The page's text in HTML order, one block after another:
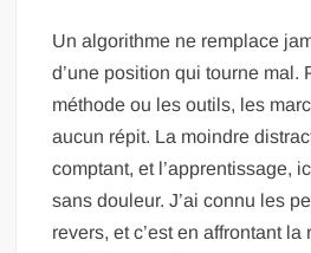
Un algorithme ne remplace
d’une position qui tourne mal.
méthode ou les outils, les
aucun répit. La moindre
comptant, et l’apprentissage,
sans douleur. J’ai connu les
revers, et c’est en affrontant